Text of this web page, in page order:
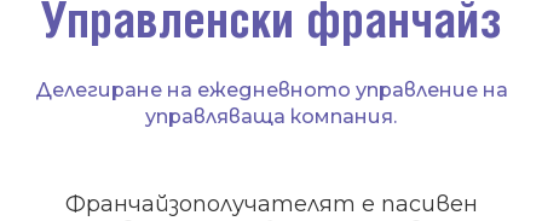
Управленски франчайз
Делегиране на ежедневното управление на
управляваща компания.
Франчайзополучателят е пасивен